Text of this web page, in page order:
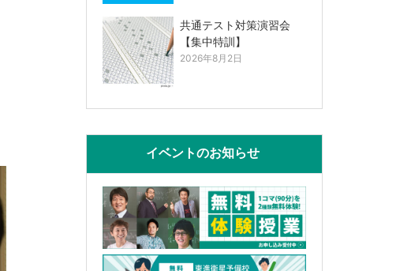
共通テスト対策演習会
【集中特訓】
2026年8月2日
イベントのお知らせ